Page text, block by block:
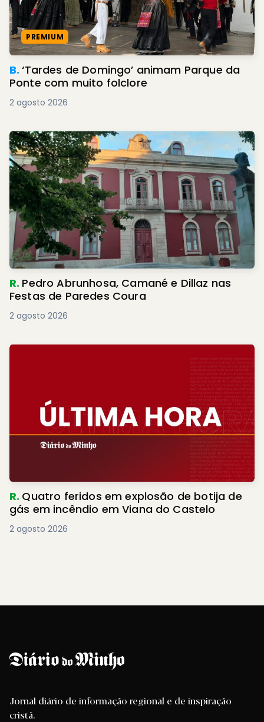
PREMIUM
B.‘Tardes de Domingo’ animam Parque da
Ponte com muito folclore
2 agosto 2026
R. Pedro Abrunhosa, Camané e Dillaz nas
Festas de Paredes Coura
2 agosto 2026
R. Quatro feridos em explosão de botija de
gás em incêndio em Viana do Castelo
2 agosto 2026
Jornal diário de informação regional e de inspiração
cristã.